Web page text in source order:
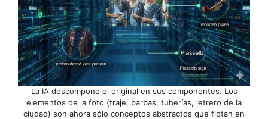
La IA descompone el original en sus componentes. Los
elementos de la foto (traje, barbas, tuberías, letrero de la
ciudad) son ahora sólo conceptos abstractos que flotan en